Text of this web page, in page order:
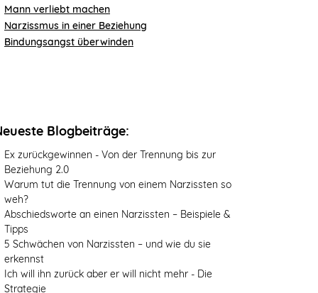
Mann verliebt machen
Narzissmus in einer Beziehung
Bindungsangst überwinden
Blogbeiträge:
Ex zurückgewinnen - Von der Trennung bis zur
Beziehung 2.0
Warum tut die Trennung von einem Narzissten so
weh?
Abschiedsworte an einen Narzissten – Beispiele &
Tipps
5 Schwächen von Narzissten – und wie du sie
erkennst
Ich will ihn zurück aber er will nicht mehr - Die
Strategie